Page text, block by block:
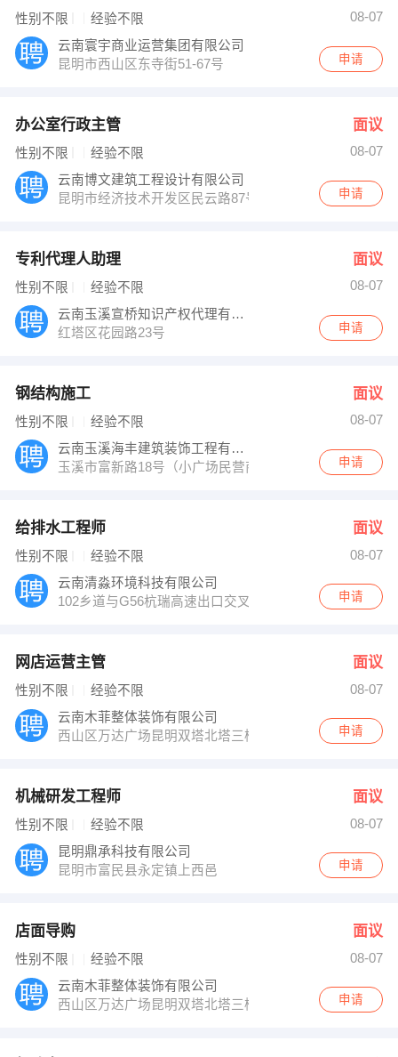
性别不限 经验不限
08-07
云南寰宇商业运营集团有限公司
昆明市西山区东寺街51-67号
申请
办公室行政主管 面议
性别不限 经验不限
08-07
云南博文建筑工程设计有限公司
昆明市经济技术开发区民云路87号
申请
专利代理人助理 面议
性别不限 经验不限
08-07
云南玉溪宣桥知识产权代理有限公司
红塔区花园路23号
申请
钢结构施工 面议
性别不限 经验不限
08-07
云南玉溪海丰建筑装饰工程有限公司
玉溪市富新路18号（小广场民营商贸城）
申请
给排水工程师 面议
性别不限 经验不限
08-07
云南清淼环境科技有限公司
102乡道与G56杭瑞高速出口交叉口东南150米
申请
网店运营主管 面议
性别不限 经验不限
08-07
云南木菲整体装饰有限公司
西山区万达广场昆明双塔北塔三楼
申请
机械研发工程师 面议
性别不限 经验不限
08-07
昆明鼎承科技有限公司
昆明市富民县永定镇上西邑
申请
店面导购 面议
性别不限 经验不限
08-07
云南木菲整体装饰有限公司
西山区万达广场昆明双塔北塔三楼
申请